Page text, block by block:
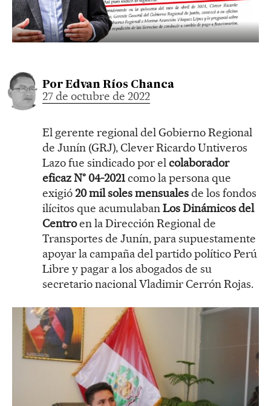
Por Edvan Ríos Chanca
27 de octubre de 2022
El gerente regional del Gobierno Regional
de Junín (GRJ), Clever Ricardo Untiveros
Lazo fue sindicado por elcolaborador
eficaz N° 04-2021como la persona que
exigió20 mil soles mensualesde los fondos
ilícitos que acumulabanLos Dinámicos del
Centroen la Dirección Regional de
Transportes de Junín, para supuestamente
apoyar la campaña del partido político Perú
Libre y pagar a los abogados de su
secretario nacional Vladimir Cerrón Rojas.